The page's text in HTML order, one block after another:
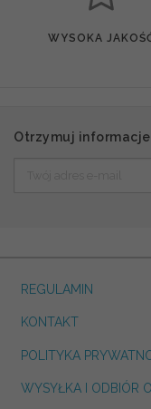
WYSOKA
Otrzymuj
REGULAMIN
KONTAKT
POLITYKA
WYSYŁKA I ODBIÓR